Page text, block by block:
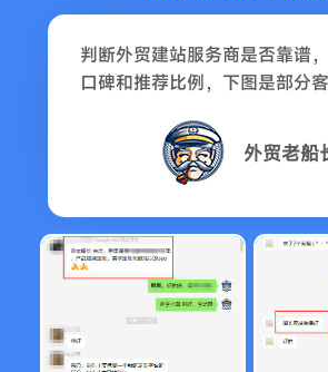
判断外贸建站服务商是否靠谱
口碑和推荐比例，下图是部分
外贸老船